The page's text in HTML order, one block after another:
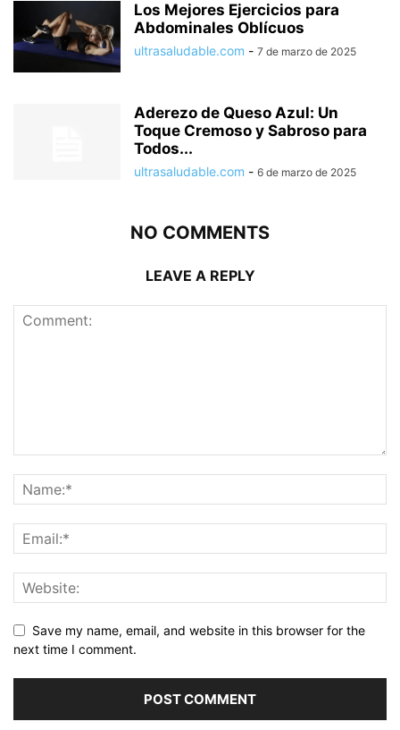
Los Mejores Ejercicios para
Abdominales Oblícuos
ultrasaludable.com - 7 de marzo de 2025
Aderezo de Queso Azul: Un
Toque Cremoso y Sabroso para
Todos...
ultrasaludable.com - 6 de marzo de 2025
NO COMMENTS
LEAVE A REPLY
Save my name, email, and website in this browser for the
next time I comment.